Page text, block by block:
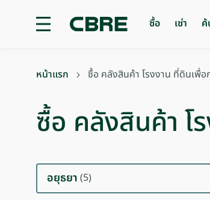
ซื้อ เช่า ค้
ซื้อ คลังสินค้า โรงงาน ที่ดินเพื่อการอุตสาห
หน้าแรก ซื้อ คลังสินค้า โรงงาน ที่ดินเพื่
ซื้อ คลังสินค้า โ
อยุธยา (5)